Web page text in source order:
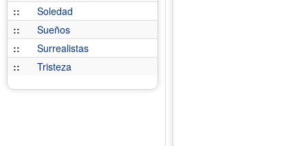
::
Soledad
::
Sueños
::
Surrealistas
::
Tristeza